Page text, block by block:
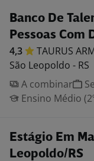
Banco De
Pessoas Com
4,3 TAURUS
São Leopoldo - RS
A combinar
Ensino Médio
Estágio Em
Leopoldo/RS